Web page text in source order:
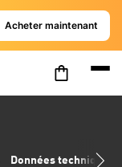
Acheter maintenant
Données techniques